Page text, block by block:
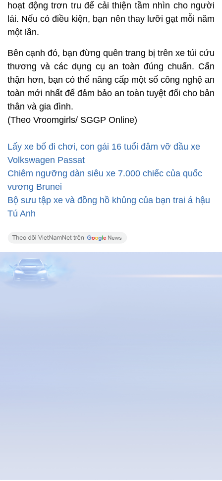
hoạt động trơn tru để cải thiện tầm nhìn cho người
lái. Nếu có điều kiện, bạn nên thay lưỡi gạt mỗi năm
một lần.
Bên cạnh đó, bạn đừng quên trang bị trên xe túi cứu
thương và các dụng cụ an toàn đúng chuẩn. Cẩn
thận hơn, bạn có thể nâng cấp một số công nghệ an
toàn mới nhất để đảm bảo an toàn tuyệt đối cho bản
thân và gia đình.
(Theo Vroomgirls/ SGGP Online)
Lấy xe bố đi chơi, con gái 16 tuổi đâm vỡ đầu xe
Volkswagen Passat
Chiêm ngưỡng dàn siêu xe 7.000 chiếc của quốc
vương Brunei
Bộ sưu tập xe và đồng hồ khủng của bạn trai á hậu
Tú Anh